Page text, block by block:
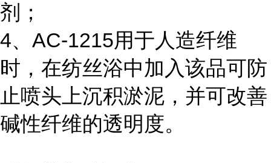
剂；
4、AC-1215用于人造纤维
时，在纺丝浴中加入该品可防
止喷头上沉积淤泥，并可改善
碱性纤维的透明度。